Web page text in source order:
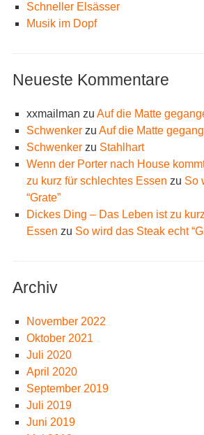
Schneller Elsässer
Musik im Dopf
Neueste Kommentare
xxmailman zu Auf die Matte
Schwenkerzu Auf die Matte
Schwenkerzu Stahlhart
Wenn der Porter nach House
zu kurz für schlechtes Essen zu So
“Grate”
Dickes Ding – Das Leben ist zu
Essen zu So wird das Steak echt
Archiv
November 2022
Oktober 2021
Juli 2020
April 2020
September 2019
Juli 2019
Juni 2019